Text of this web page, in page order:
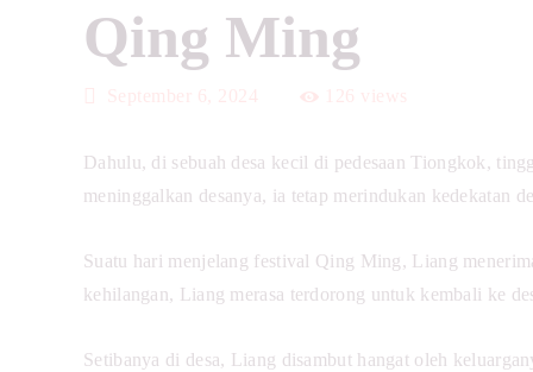
Qing Ming
Dahulu, di sebuah desa kecil di pedesaan Tiongkok,
meninggalkan desanya, ia tetap merindukan kedekatan
Suatu hari menjelang festival Qing Ming, Liang
kehilangan, Liang merasa terdorong untuk kembali ke
Setibanya di desa, Liang disambut hangat oleh